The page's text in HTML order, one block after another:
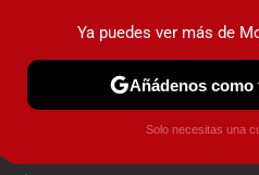
PRUEBAS COCHES
Ya puedes ver más de
Añádenos
Solo necesitas una